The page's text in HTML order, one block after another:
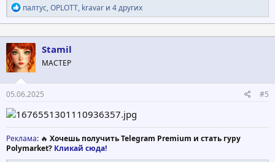
Р
е
а
к
ц
и
и
:
палтус,OPLOTT, kravar и 4 других
Stamil
МАСТЕР
05.06.2025 #5
Реклама: 🔥 Хочешь получить Telegram Premium и стать гуру
Polymarket? Кликай сюда!